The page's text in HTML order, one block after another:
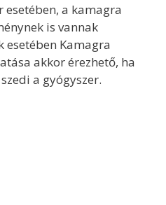
a kamagra
is vannak
esetében Kamagra
akkor érezhető, ha
a gyógyszer.